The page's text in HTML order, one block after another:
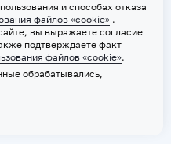
и способах отказа
файлов «cookie» .
вы выражаете согласие
подтверждаете факт
файлов «cookie».
обрабатывались,